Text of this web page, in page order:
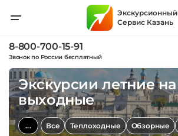
8-800-700-15-91
Звонок по России бесплатный
Экскурсионный
Сервис Казань
Экскурсии летние на
выходные
... Все Теплоходные Обзорные